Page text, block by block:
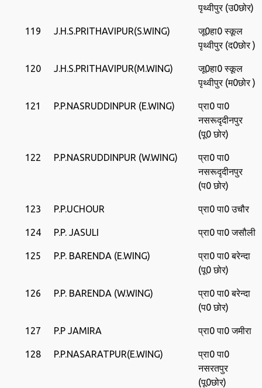
पृथ्‍वीपुर (उ0छोर)
119 J.H.S.PRITHAVIPUR(S.WING)
जू0हा0 स्‍कूल
पृथ्‍वीपुर (द0छोर )
120 J.H.S.PRITHAVIPUR(M.WING)
जू0हा0 स्‍कूल
पृथ्‍वीपुर (म0छोर )
121 P.P.NASRUDDINPUR (E.WING)
प्रा0 पा0
नसरूदृदीनपुर
(पू0 छोर)
122 P.P.NASRUDDINPUR (W.WING)
प्रा0 पा0
नसरूदृदीनपुर
(प0 छोर)
123 P.P.UCHOUR प्रा0 पा0 उचौर
124 P.P. JASULI प्रा0 पा0 जसौली
125 P.P. BARENDA (E.WING)
प्रा0 पा0 बरेन्‍दा
(पू0 छोर)
126 P.P. BARENDA (W.WING)
प्रा0 पा0 बरेन्‍दा
(प0 छोर)
127 P.P JAMIRA प्रा0 पा0 जमीरा
128 P.P.NASARATPUR(E.WING)
प्रा0 पा0
नसरतपुर
(पू0छोर)